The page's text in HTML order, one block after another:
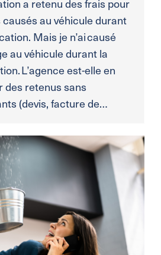
a retenu des frais pour
au véhicule durant
Mais je n’ai causé
au véhicule durant la
L’agence est-elle en
des retenus sans
(devis, facture de…